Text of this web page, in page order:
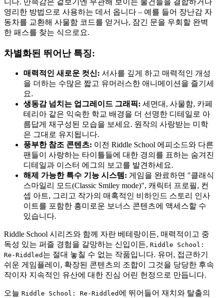
니다. 만족감은 겉보기엔 무관해 보이는 물건들을 결합하거나
영리한 방법으로 사용하는 데서 옵니다 – 예를 들어 장난감 자
동차를 교환해 사물함 코드를 얻거나, 잠긴 문을 우회할 완벽
한 패스를 찾는 식으로요.
차별화된 뛰어난 특징:
매력적인 새로운 컷신: 서사를 깊게 하고 매력적인 개성
을 더하는 수많은 짧고 유머러스한 애니메이션을 즐기세
요.
생동감 넘치는 업그레이드 그래픽: 세면대, 사물함, 카페
테리아 같은 익숙한 학교 배경을 더 선명한 디테일로 아
름답게 재구성된 모습을 보세요. 원작의 사랑받는 미학
은 그대로 유지됩니다.
풍부한 참조 콘텐츠: 이전 Riddle School 에피소드와 다른
팬들이 사랑하는 타이틀들에 대한 경의를 표하는 숨겨진
디테일과 이스터 에그의 보고를 발견하세요.
해제 가능한 특수 기능 시스템: 게임을 완료하면 "클래식
스마일리 모드(Classic Smiley mode)", 캐릭터 프로필, 컨
셉 아트, 그리고 작가의 매혹적인 비하인드 스토리 인사
이트를 포함한 흥미로운 보너스 콘텐츠에 액세스할 수
있습니다.
Riddle School 시리즈와 함께 자란 베테랑이든, 매력적이고 중
독성 있는 퍼즐 경험을 갈망하는 신입이든, Riddle School:
Re-Riddled 는 절대 놓칠 수 없는 작품입니다. 유머, 접근하기
쉬운 게임플레이, 확장된 콘텐츠의 조합이 그것을 당당한 후속
작이자 지속적인 유산에 대한 진심 어린 헌정으로 만듭니다.
오늘 Riddle School: Re-Riddled 에 뛰어들어 재치와 탈출의